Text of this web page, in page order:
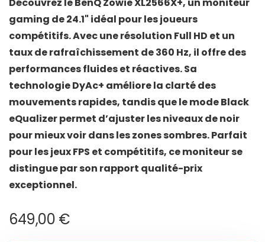
gaming de 24.1" idéal pour les joueurs
compétitifs. Avec une résolution Full HD et un
taux de rafraîchissement de 360 Hz, il offre des
performances fluides et réactives. Sa
technologie DyAc+ améliore la clarté des
mouvements rapides, tandis que le mode Black
eQualizer permet d’ajuster les niveaux de noir
pour mieux voir dans les zones sombres. Parfait
pour les jeux FPS et compétitifs, ce moniteur se
distingue par son rapport qualité-prix
exceptionnel.
649,00 €